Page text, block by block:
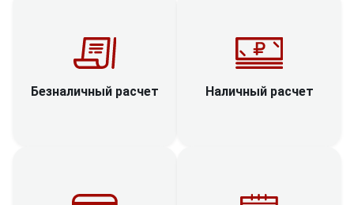
Безналичный расчет Наличный расчет